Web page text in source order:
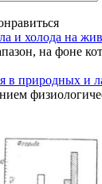
и холода на
на фоне
в природных и